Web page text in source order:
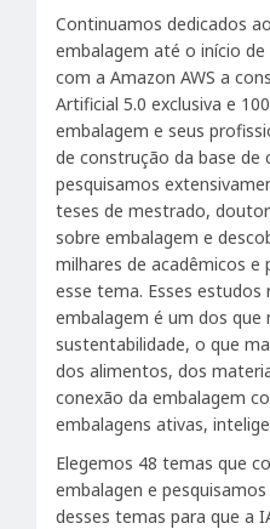
Continuamos dedicados
embalagem até o início
com a Amazon AWS a
Artificial 5.0 exclusiva e
embalagem e seus
de construção da base de
pesquisamos
teses de mestrado,
sobre embalagem e
milhares de acadêmicos e
esse tema. Esses
embalagem é um dos que
sustentabilidade, o que
dos alimentos, dos
conexão da embalagem
embalagens ativas,
Elegemos 48 temas que
embalagen e
desses temas para que a